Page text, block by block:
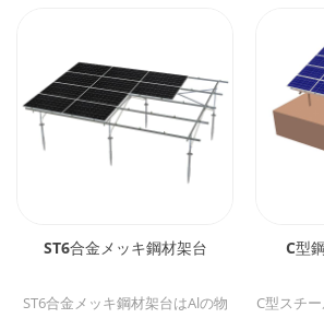
ST6合金メッキ鋼材架台
ST6合金メッキ鋼材架台はAlの物
C型
C型スチ